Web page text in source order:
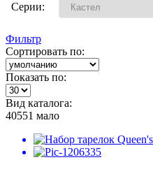
Серии:
Фильтр
Сортировать по:
Показать по:
Вид каталога:
40551 мало